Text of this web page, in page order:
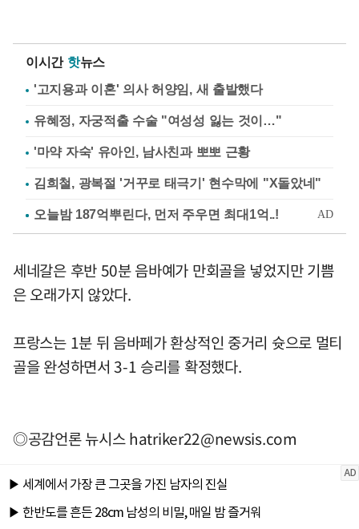
이시간 핫뉴스
'고지용과 이혼' 의사 허양임, 새 출발했다
유혜정, 자궁적출 수술 "여성성 잃는 것이…"
'마약 자숙' 유아인, 남사친과 뽀뽀 근황
김희철, 광복절 '거꾸로 태극기' 현수막에 "X돌았네"
세네갈은 후반 50분 음바예가 만회골을 넣었지만 기쁨
은 오래가지 않았다.
프랑스는 1분 뒤 음바페가 환상적인 중거리 슛으로 멀티
골을 완성하면서 3-1 승리를 확정했다.
◎공감언론 뉴시스hatriker22@newsis.com